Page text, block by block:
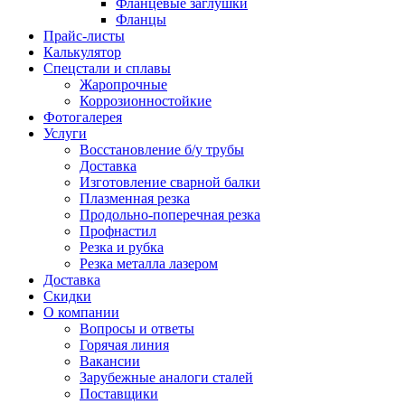
Фланцевые заглушки
Фланцы
Прайс-листы
Калькулятор
Спецстали и сплавы
Жаропрочные
Коррозионностойкие
Фотогалерея
Услуги
Восстановление б/у трубы
Доставка
Изготовление сварной балки
Плазменная резка
Продольно-поперечная резка
Профнастил
Резка и рубка
Резка металла лазером
Доставка
Скидки
О компании
Вопросы и ответы
Горячая линия
Вакансии
Зарубежные аналоги сталей
Поставщики